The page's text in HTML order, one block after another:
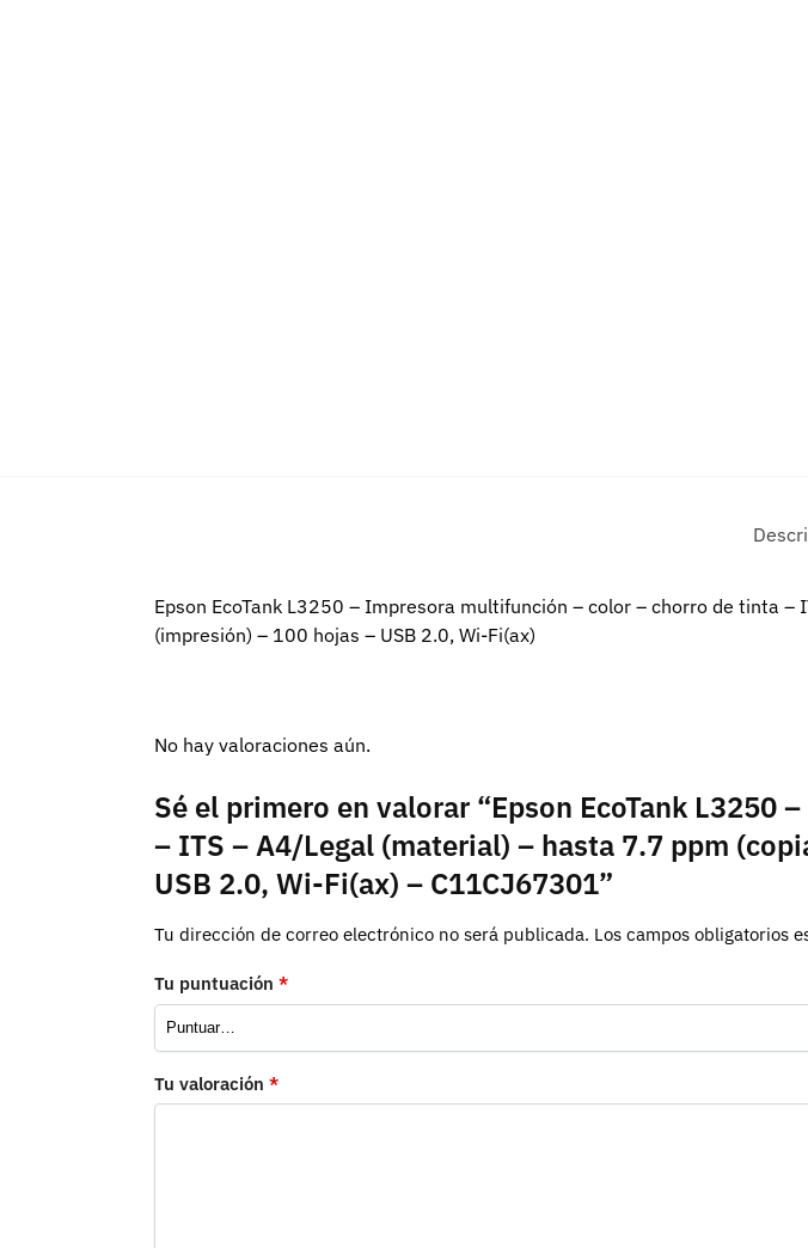
Epson EcoTank L3250 – Impresora multifunción – color – chorro de tinta
(impresión) – 100 hojas – USB 2.0, Wi-Fi(ax)
No hay valoraciones aún.
Sé el primero en valorar “Epson EcoTank
– ITS – A4/Legal (material) – hasta 7.7 ppm
USB 2.0, Wi-Fi(ax) – C11CJ67301”
Tu dirección de correo electrónico no será publicada. Los campos obligatorios
Tu puntuación *
Tu valoración *